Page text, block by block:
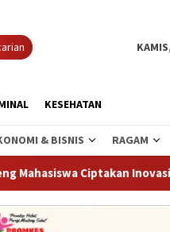
KESEHATAN
& BISNIS RAGAM
Inovasi Pembayaran